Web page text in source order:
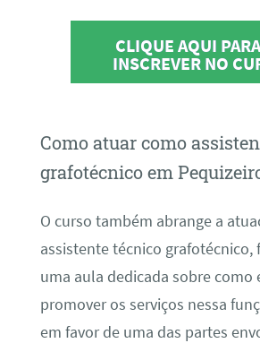
CLIQUE AQUI
INSCREVER NO
Como atuar como
grafotécnico em
O curso também abrange a
assistente técnico grafotécnico,
uma aula dedicada sobre como
promover os serviços nessa
em favor de uma das partes